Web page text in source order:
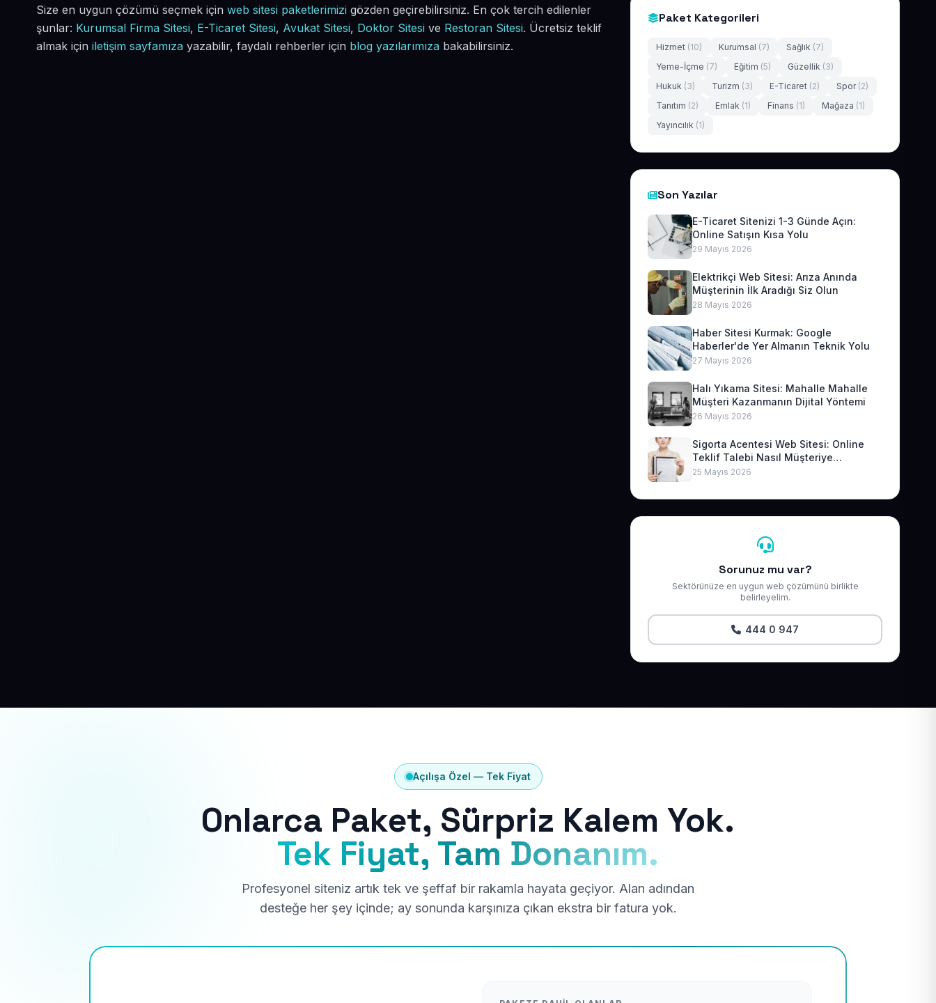
Size en uygun çözümü seçmek için web sitesi paketlerimizi gözden geçirebilirsiniz. En çok tercih edilenler
şunlar: Kurumsal Firma Sitesi, E-Ticaret Sitesi, Avukat Sitesi, Doktor Sitesi ve Restoran Sitesi. Ücretsiz teklif
almak için iletişim sayfamıza yazabilir, faydalı rehberler için blog yazılarımıza bakabilirsiniz.
Paket Kategorileri
Hizmet (10) Kurumsal (7) Sağlık (7)
Yeme-İçme (7) Eğitim (5) Güzellik (3)
Hukuk (3) Turizm (3) E-Ticaret (2) Spor (2)
Tanıtım (2) Emlak (1) Finans (1) Mağaza (1)
Yayıncılık (1)
Son Yazılar
E-Ticaret Sitenizi 1-3 Günde Açın:
Online Satışın Kısa Yolu
29 Mayıs 2026
Elektrikçi Web Sitesi: Arıza Anında
Müşterinin İlk Aradığı Siz Olun
28 Mayıs 2026
Haber Sitesi Kurmak: Google
Haberler'de Yer Almanın Teknik Yolu
27 Mayıs 2026
Halı Yıkama Sitesi: Mahalle Mahalle
Müşteri Kazanmanın Dijital Yöntemi
26 Mayıs 2026
Sigorta Acentesi Web Sitesi: Online
Teklif Talebi Nasıl Müşteriye
Dönüşür?
25 Mayıs 2026
Sorunuz mu var?
Sektörünüze en uygun web çözümünü birlikte
belirleyelim.
444 0 947
Açılışa Özel — Tek Fiyat
Onlarca Paket, Sürpriz Kalem Yok.
Tek Fiyat, Tam Donanım.
Profesyonel siteniz artık tek ve şeffaf bir rakamla hayata geçiyor. Alan adından
desteğe her şey içinde; ay sonunda karşınıza çıkan ekstra bir fatura yok.